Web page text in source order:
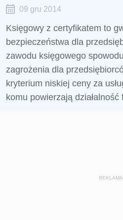
09 gru 2014
Księgowy z certyfikatem to
bezpieczeństwa dla
zawodu księgowego
zagrożenia dla
kryterium niskiej ceny za
komu powierzają działalność
REKLAMA